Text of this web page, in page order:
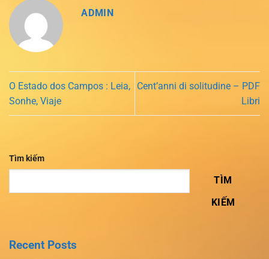
ADMIN
O Estado dos Campos : Leia,
Sonhe, Viaje
Cent’anni di solitudine – PDF
Libri
Tìm kiếm
TÌM
KIẾM
Recent Posts